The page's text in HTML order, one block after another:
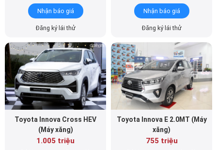
Nhận báo giá
Đăng ký lái thử
Nhận báo giá
Đăng ký lái thử
Toyota Innova Cross HEV
(Máy xăng)
1.005 triệu
Toyota Innova E 2.0MT (Máy
xăng)
755 triệu